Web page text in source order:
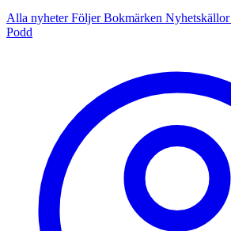
Alla nyheterFöljerBokmärken Nyhetskällor
Podd